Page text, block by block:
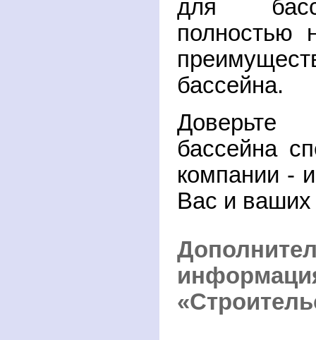
для
полностью
бассейна.
Доверьте
бассейна
компании -
Вас и ваших